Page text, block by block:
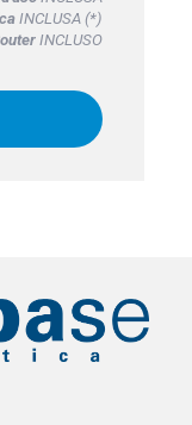
INCLUSA (*)
INCLUSO